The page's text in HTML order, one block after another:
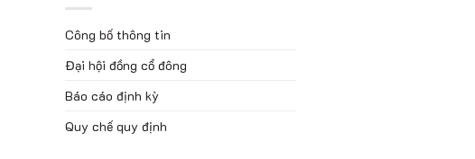
Công bố thông tin
Đại hội đồng cổ đông
Báo cáo định kỳ
Quy chế quy định